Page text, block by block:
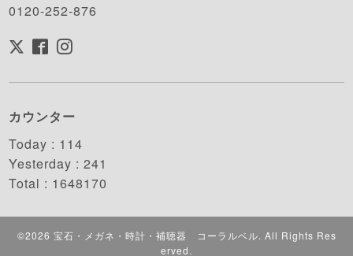
0120-252-876
カウンター
Today : 114
Yesterday :241
Total : 1648170
©2026 宝石・メガネ・時計・補聴器 コーラルベル. All Rights Res
erved.